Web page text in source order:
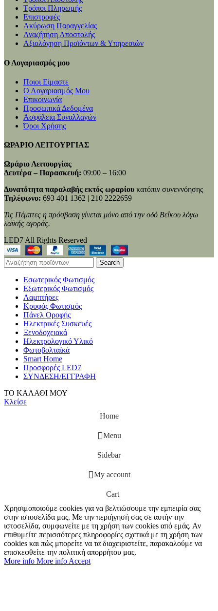
Τρόποι Πληρωμής
Επιστροφές
Ακύρωση Παραγγελίας
Αναζήτηση Αποστολής
Αξιολόγηση Προϊόντων & Υπηρεσιών
Ο Λογαριασμός μου
Ποιοι Είμαστε
Ο Λογαριασμός Μου
Επικοινωνία
Προσωπικά Δεδομένα
Ασφάλεια Συναλλαγών
Όροι Χρήσης
ΩΡΑΡΙΟ ΛΕΙΤΟΥΡΓΙΑΣ
Ωράριο Λειτουργίας
Δευτέρα – Παρασκευή: 09:00 – 16:00
Δυνατότητα παραλαβής εκτός ωραρίου κατόπιν συνεννόησης
Τηλέφωνο: 693 401 1362 | 210 2222659
Τις Πέμπτες η πρόσβαση γίνεται μόνο από την οδό Βεΐκου λόγω
λαϊκής αγοράς.
LED7 All Rights Reserved
Search
Εσωτερικός Φωτισμός
Εξωτερικός Φωτισμός
Λαμπτήρες
Κρυφός Φωτισμός
Πάνελ Οροφής
Ηλεκτρικές Συσκευές
Ξενοδοχειακά
Ηλεκτρολογικό Υλικό
Φωτοβολταϊκά
Smart Home
Προσφορές LED7
ΣΥΝΔΕΣΗ/ΕΓΓΡΑΦΗ
ΤΟ ΚΑΛΑΘΙ ΜΟΥ
Κλείσε
Home
Menu
Sidebar
My account
Cart
Χρησιμοποιούμε cookies για να βελτιώσουμε την εμπειρία σας
στην ιστοσελίδα μας. Με την περιήγησή σας σε αυτήν την
ιστοσελίδα, συμφωνείτε με τη χρήση των cookies από εμάς. Αν
επιθυμείτε περισσότερες πληροφορίες σχετικά με τη χρήση των
cookies και πώς μπορείτε να τα διαχειριστείτε, παρακαλούμε να
επισκεφθείτε την πολιτική απορρήτου μας.
More info More info Accept